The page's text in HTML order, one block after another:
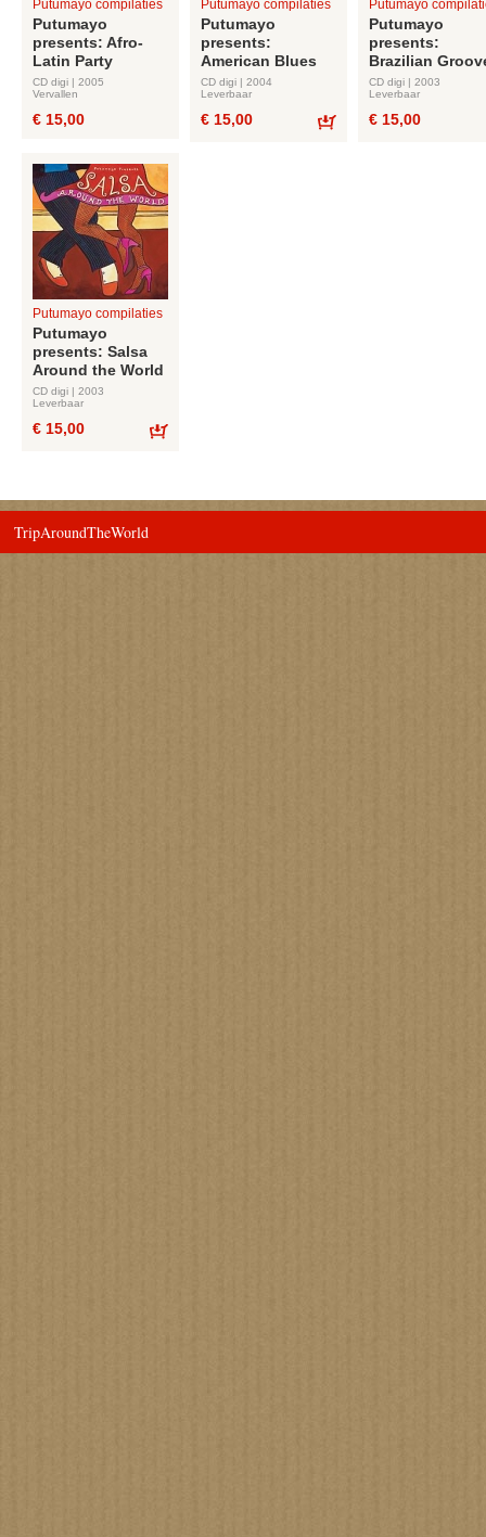
Putumayo compilaties
Putumayo
presents: Afro-
Latin Party
CD digi | 2005
Vervallen
€ 15,00
Putumayo compilaties
Putumayo
presents:
American Blues
CD digi | 2004
Leverbaar
€ 15,00
Putumayo
Putumayo
presents:
Brazilian
CD digi | 2003
Leverbaar
€ 15,00
Putumayo compilaties
Putumayo
presents: Salsa
Around the World
CD digi | 2003
Leverbaar
€ 15,00
TripAroundTheWorld